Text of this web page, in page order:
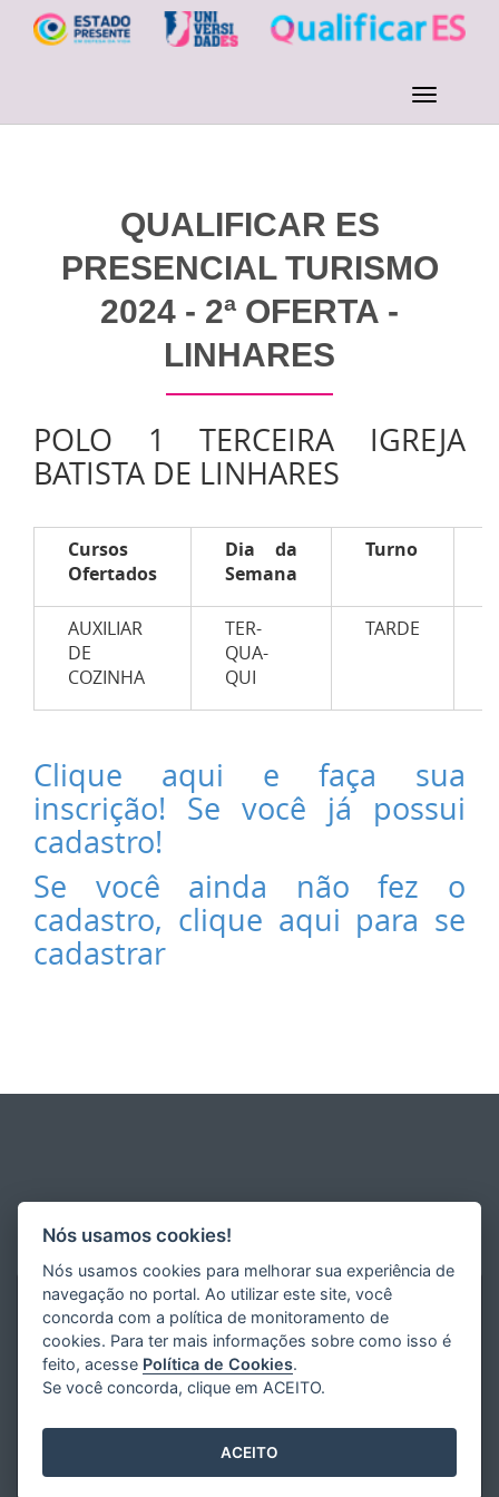
QUALIFICAR ES
PRESENCIAL TURISMO
2024 - 2ª OFERTA -
LINHARES
POLO 1 TERCEIRA IGREJA
BATISTA DE LINHARES
Cursos
Ofertados
Dia da
Semana
Turno
AUXILIAR
DE
COZINHA
TER-
QUA-
QUI
TARDE
Clique aqui e faça sua
inscrição! Se você já possui
cadastro!
Se você ainda não fez o
cadastro, clique aqui para se
cadastrar
Nós usamos cookies!
Nós usamos cookies para melhorar sua experiência de
navegação no portal. Ao utilizar este site, você
concorda com a política de monitoramento de
cookies. Para ter mais informações sobre como isso é
feito, acesse Política de Cookies.
Se você concorda, clique em ACEITO.
ACEITO